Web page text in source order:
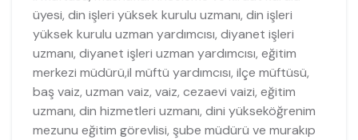
üyesi, din işleri yüksek kurulu uzmanı, din işleri
yüksek kurulu uzman yardımcısı, diyanet işleri
uzmanı, diyanet işleri uzman yardımcısı, eğitim
merkezi müdürü,il müftü yardımcısı, ilçe müftüsü,
baş vaiz, uzman vaiz, vaiz, cezaevi vaizi, eğitim
uzmanı, din hizmetleri uzmanı, dini yükseköğrenim
mezunu eğitim görevlisi, şube müdürü ve murakıp